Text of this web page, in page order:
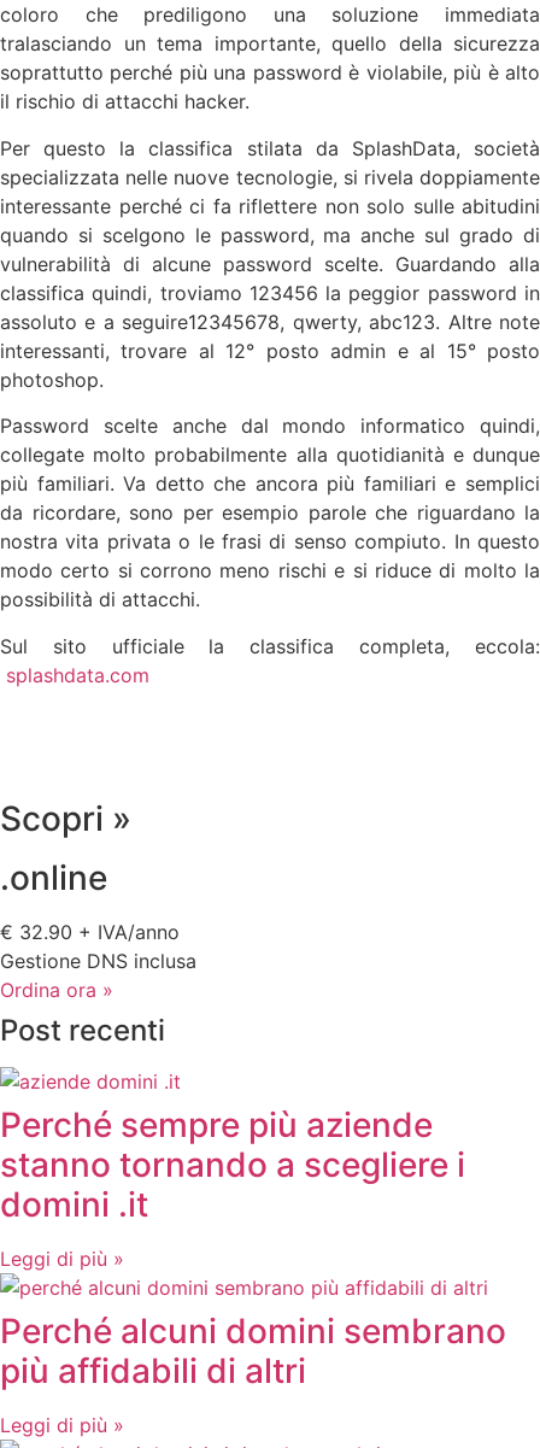
coloro che prediligono una soluzione immediata
tralasciando un tema importante, quello della sicurezza
soprattutto perché più una password è violabile, più è alto
il rischio di attacchi hacker.
Per questo la classifica stilata da SplashData, società
specializzata nelle nuove tecnologie, si rivela doppiamente
interessante perché ci fa riflettere non solo sulle abitudini
quando si scelgono le password, ma anche sul grado di
vulnerabilità di alcune password scelte. Guardando alla
classifica quindi, troviamo 123456 la peggior password in
assoluto e a seguire12345678, qwerty, abc123. Altre note
interessanti, trovare al 12° posto admin e al 15° posto
photoshop.
Password scelte anche dal mondo informatico quindi,
collegate molto probabilmente alla quotidianità e dunque
più familiari. Va detto che ancora più familiari e semplici
da ricordare, sono per esempio parole che riguardano la
nostra vita privata o le frasi di senso compiuto. In questo
modo certo si corrono meno rischi e si riduce di molto la
possibilità di attacchi.
Sul sito ufficiale la classifica completa, eccola:
splashdata.com
Scopri »
.online
€ 32.90 + IVA/anno
Gestione DNS inclusa
Ordina ora »
Post recenti
Perché sempre più aziende
stanno tornando a scegliere i
domini .it
Leggi di più »
Perché alcuni domini sembrano
più affidabili di altri
Leggi di più »